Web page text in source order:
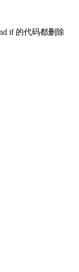
if 的代码都删除